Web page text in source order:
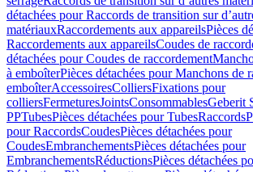
détachées pour Raccords de transition sur
matériauxRaccordements aux appareilsPièces
Raccordements aux appareilsCoudes de
détachées pour Coudes de raccordement
à emboîterPièces détachées pour Manchons de
emboîterAccessoiresColliersFixations pour
colliersFermeturesJointsConsommablesGeberit
PPTubesPièces détachées pour TubesRaccords
pour RaccordsCoudesPièces détachées pour
CoudesEmbranchementsPièces détachées pour
EmbranchementsRéductionsPièces détachées